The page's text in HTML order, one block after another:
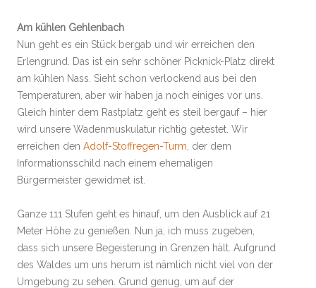
Am kühlen Gehlenbach
Nun geht es ein Stück bergab und wir erreichen den
Erlengrund. Das ist ein sehr schöner Picknick-Platz direkt
am kühlen Nass. Sieht schon verlockend aus bei den
Temperaturen, aber wir haben ja noch einiges vor uns.
Gleich hinter dem Rastplatz geht es steil bergauf – hier
wird unsere Wadenmuskulatur richtig getestet. Wir
erreichen den Adolf-Stoffregen-Turm , der dem
Informationsschild nach einem ehemaligen
Bürgermeister gewidmet ist.
Ganze 111 Stufen geht es hinauf, um den Ausblick auf 21
Meter Höhe zu genießen. Nun ja, ich muss zugeben,
dass sich unsere Begeisterung in Grenzen hält. Aufgrund
des Waldes um uns herum ist nämlich nicht viel von der
Umgebung zu sehen. Grund genug, um auf der